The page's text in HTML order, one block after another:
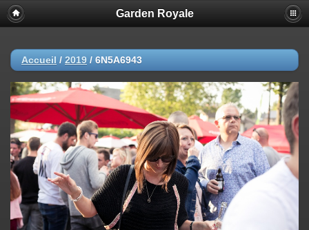
Garden Royale
Accueil / 2019 / 6N5A6943